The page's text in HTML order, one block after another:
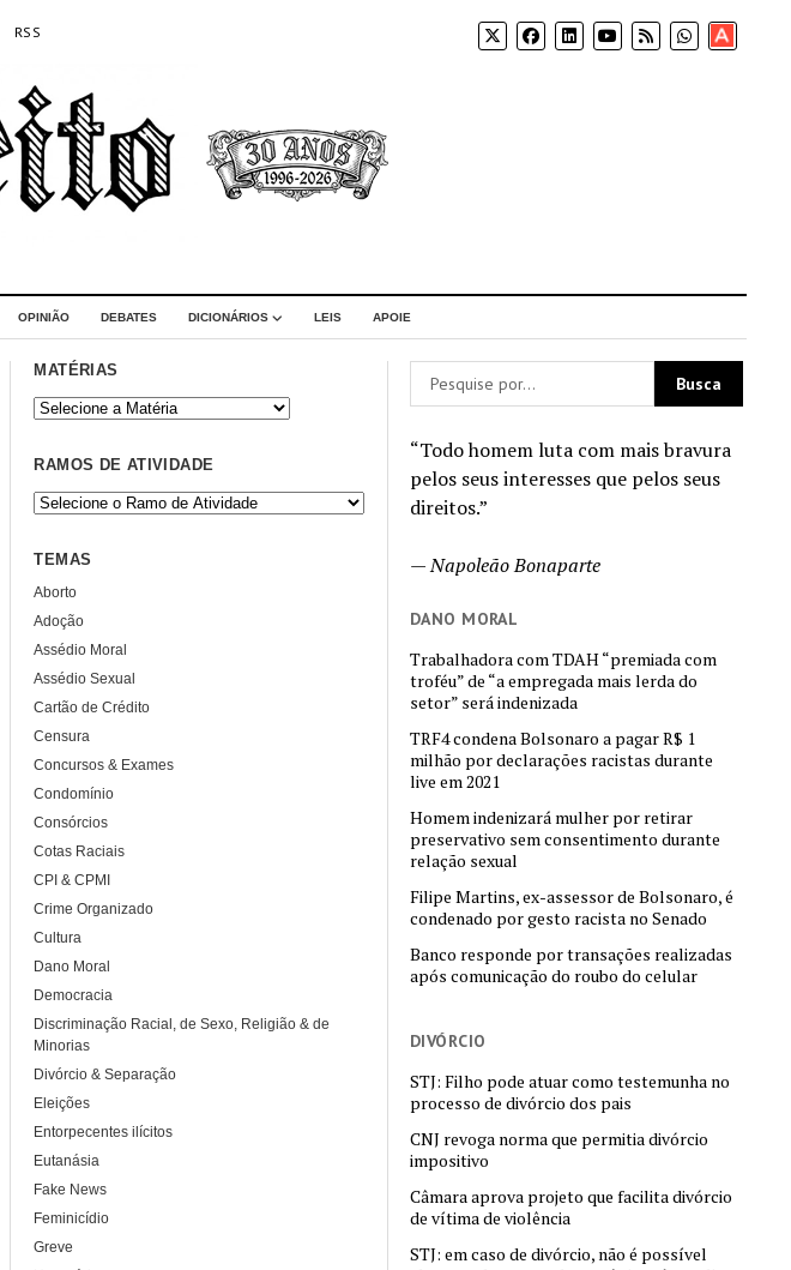
RSS
Apoia-
se
OPINIÃO DEBATES DICIONÁRIOS LEIS APOIE
“Todo homem luta com mais bravura
pelos seus interesses que pelos seus
direitos.”
—Napoleão Bonaparte
DANO MORAL
Trabalhadora com TDAH “premiada com
troféu” de “a empregada mais lerda do
setor” será indenizada
TRF4 condena Bolsonaro a pagar R$ 1
milhão por declarações racistas durante
live em 2021
Homem indenizará mulher por retirar
preservativo sem consentimento durante
relação sexual
Filipe Martins, ex-assessor de Bolsonaro, é
condenado por gesto racista no Senado
Banco responde por transações realizadas
após comunicação do roubo do celular
DIVÓRCIO
STJ: Filho pode atuar como testemunha no
processo de divórcio dos pais
CNJ revoga norma que permitia divórcio
impositivo
Câmara aprova projeto que facilita divórcio
de vítima de violência
STJ: em caso de divórcio, não é possível
MATÉRIAS
RAMOS DE ATIVIDADE
TEMAS
Aborto
Adoção
Assédio Moral
Assédio Sexual
Cartão de Crédito
Censura
Concursos & Exames
Condomínio
Consórcios
Cotas Raciais
CPI & CPMI
Crime Organizado
Cultura
Dano Moral
Democracia
Discriminação Racial, de Sexo, Religião & de
Minorias
Divórcio & Separação
Eleições
Entorpecentes ilícitos
Eutanásia
Fake News
Feminicídio
Greve